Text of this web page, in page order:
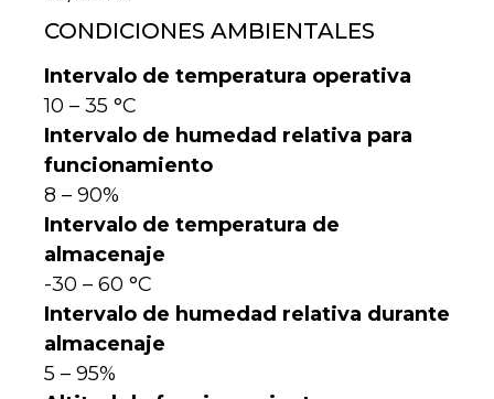
CONDICIONES AMBIENTALES
Intervalo de temperatura operativa
10 – 35 °C
Intervalo de humedad relativa para
funcionamiento
8 – 90%
Intervalo de temperatura de
almacenaje
-30 – 60 °C
Intervalo de humedad relativa durante
almacenaje
5 – 95%